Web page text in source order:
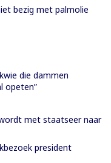
bezig met palmolie
die dammen
opeten”
met staatseer naar
president